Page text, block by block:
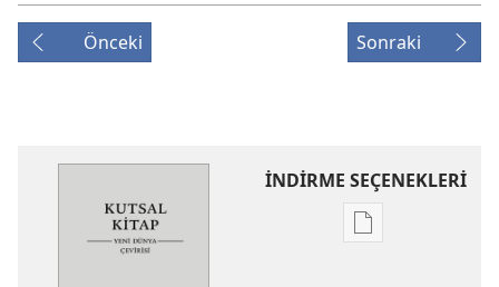
Önceki Sonraki
İNDİRME SEÇENEKLERİ
Dijital